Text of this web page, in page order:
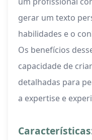
gerar um texto
habilidades e o
Os benefícios
capacidade de
detalhadas para
a expertise e